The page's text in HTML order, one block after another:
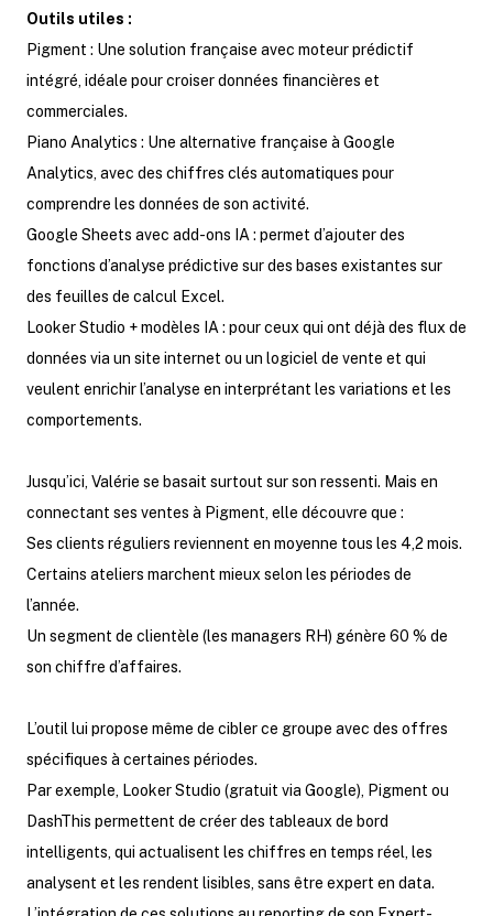
Outils utiles :
Pigment : Une solution française avec moteur prédictif
intégré, idéale pour croiser données financières et
commerciales.
Piano Analytics : Une alternative française à Google
Analytics, avec des chiffres clés automatiques pour
comprendre les données de son activité.
Google Sheets avec add-ons IA : permet d’ajouter des
fonctions d’analyse prédictive sur des bases existantes sur
des feuilles de calcul Excel.
Looker Studio + modèles IA : pour ceux qui ont déjà des flux de
données via un site internet ou un logiciel de vente et qui
veulent enrichir l’analyse en interprétant les variations et les
comportements.
Jusqu’ici, Valérie se basait surtout sur son ressenti. Mais en
connectant ses ventes à Pigment, elle découvre que :
Ses clients réguliers reviennent en moyenne tous les 4,2 mois.
Certains ateliers marchent mieux selon les périodes de
l’année.
Un segment de clientèle (les managers RH) génère 60 % de
son chiffre d’affaires.
L’outil lui propose même de cibler ce groupe avec des offres
spécifiques à certaines périodes.
Par exemple, Looker Studio (gratuit via Google), Pigment ou
DashThis permettent de créer des tableaux de bord
intelligents, qui actualisent les chiffres en temps réel, les
analysent et les rendent lisibles, sans être expert en data.